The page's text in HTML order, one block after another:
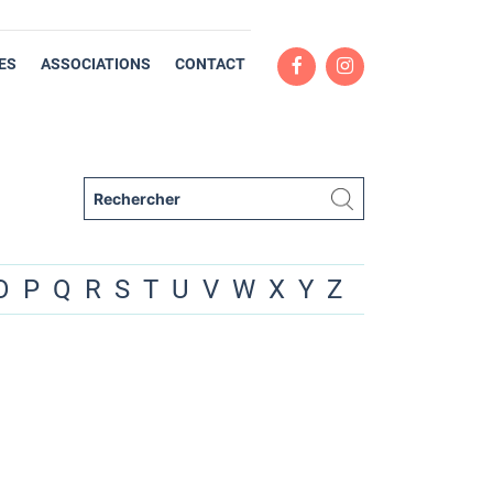
ASSOCIATIONS CONTACT
P Q R S T U V W X Y Z